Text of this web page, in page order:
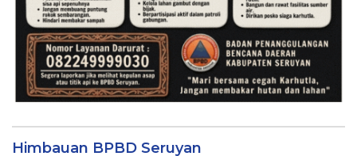
Himbauan BPBD Seruyan